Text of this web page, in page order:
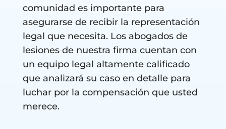
comunidad es importante para
asegurarse de recibir la representación
legal que necesita. Los abogados de
lesiones de nuestra firma cuentan con
un equipo legal altamente calificado
que analizará su caso en detalle para
luchar por la compensación que usted
merece.